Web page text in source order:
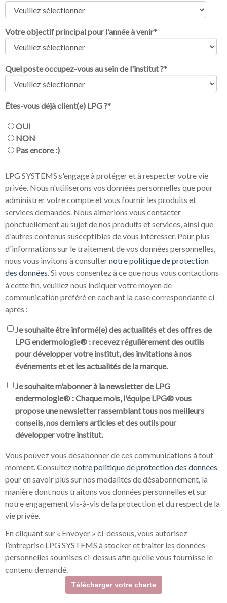
Votre objectif principal pour l'année à venir*
Quel poste occupez-vous au sein de l'institut ?*
Êtes-vous déjà client(e) LPG ?*
OUI
NON
Pas encore :)
LPG SYSTEMS s'engage à protéger et à respecter votre vie
privée. Nous n'utiliserons vos données personnelles que pour
administrer votre compte et vous fournir les produits et
services demandés. Nous aimerions vous contacter
ponctuellement au sujet de nos produits et services, ainsi que
d'autres contenus susceptibles de vous intéresser. Pour plus
d'informations sur le traitement de vos données personnelles,
nous vous invitons à consulternotre politique de protection
des données.Si vous consentez à ce que nous vous contactions
à cette fin, veuillez nous indiquer votre moyen de
communication préféré en cochant la case correspondante ci-
après :
Je souhaite être informé(e) des actualités et des offres de
LPG endermologie® : recevez régulièrement des outils
pour développer votre institut, des invitations à nos
événements et et les actualités de la marque.
Je souhaite m'abonner à la newsletter de LPG
endermologie® : Chaque mois, l'équipe LPG® vous
propose une newsletter rassemblant tous nos meilleurs
conseils, nos derniers articles et des outils pour
développer votre institut.
Vous pouvez vous désabonner de ces communications à tout
moment. Consulteznotre politique de protection des données
pour en savoir plus sur nos modalités de désabonnement, la
manière dont nous traitons vos données personnelles et sur
notre engagement vis-à-vis de la protection et du respect de la
vie privée.
En cliquant sur « Envoyer » ci-dessous, vous autorisez
l’entreprise LPG SYSTEMS à stocker et traiter les données
personnelles soumises ci-dessus afin qu’elle vous fournisse le
contenu demandé.